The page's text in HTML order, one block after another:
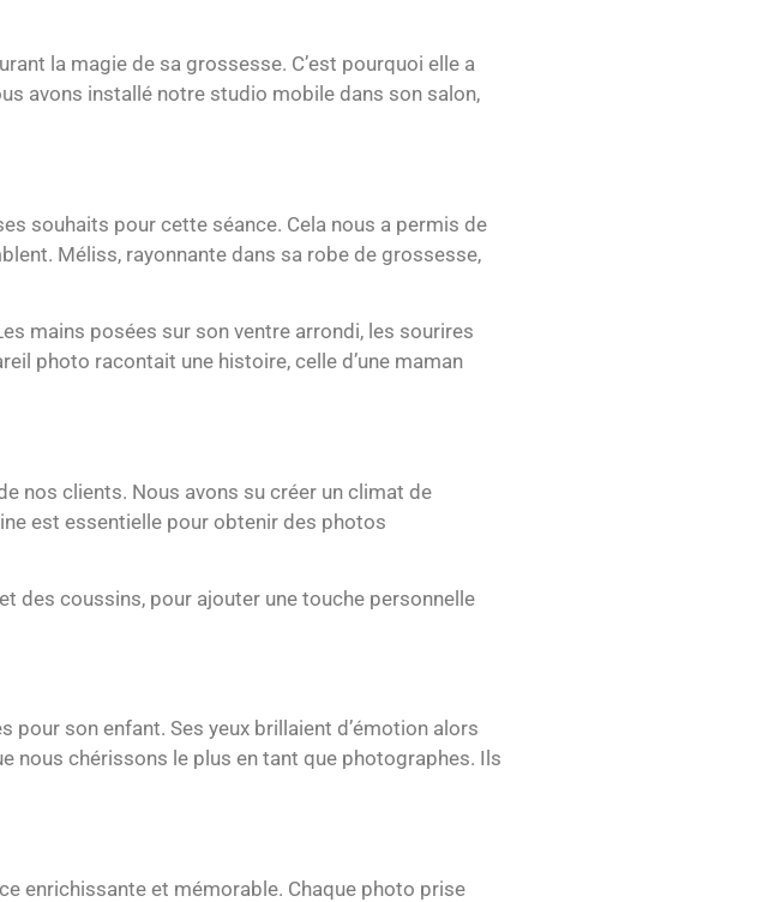
la magie de sa grossesse. C’est pourquoi elle a
avons installé notre studio mobile dans son salon,
souhaits pour cette séance. Cela nous a permis de
Méliss, rayonnante dans sa robe de grossesse,
mains posées sur son ventre arrondi, les sourires
photo racontait une histoire, celle d’une maman
nos clients. Nous avons su créer un climat de
est essentielle pour obtenir des photos
des coussins, pour ajouter une touche personnelle
pour son enfant. Ses yeux brillaient d’émotion alors
nous chérissons le plus en tant que photographes. Ils
enrichissante et mémorable. Chaque photo prise